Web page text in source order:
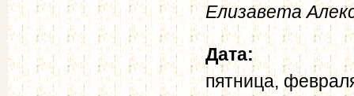
Елизавета
Дата:
пятница,